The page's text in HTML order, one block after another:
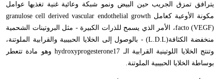
يترافق تمزق الجريب حين البيض ونمو شبكة وعائية غنية تغذيها عوامل
مكونة الأوعية كعاملgranulose cell derived vascular endothelial growth
facto (VEGF)، الأمر الذي يسمح للذرات الكبيرة - مثل البروتينات الشحمية
منخفضة الكثافة(L.D.L) - بالوصول إلى الخلايا الحبيبية والقرابية الملوتنة،
وتنتج الخلايا اللوتينية القرابية الـ hydroxyprogesterone17وهو مادة تتعطر
بوساطة الخلايا الحبيبية الملوتنة.